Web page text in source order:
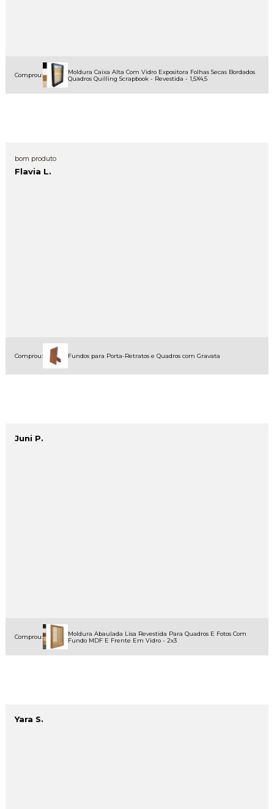
Comprou:
Moldura Caixa Alta Com Vidro Expositora Folhas Secas Bordados
Quadros Quilling Scrapbook - Revestida - 1,5X4,5
bom produto
Flavia L.
Comprou: Fundos para Porta-Retratos e Quadros com Gravata
Juni P.
Comprou:
Moldura Abaulada Lisa Revestida Para Quadros E Fotos Com
Fundo MDF E Frente Em Vidro - 2x3
Yara S.